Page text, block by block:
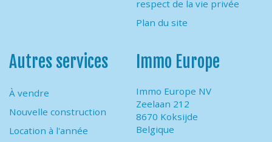
respect de la vie privée
Plan du site
Autres services
À vendre
Nouvelle construction
Location à l'année
Immo Europe
Immo Europe NV
Zeelaan 212
8670 Koksijde
Belgique